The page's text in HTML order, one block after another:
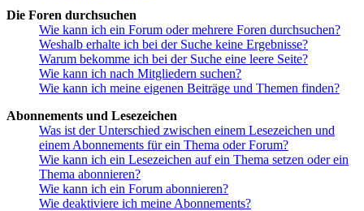
Die Foren durchsuchen
Wie kann ich ein Forum oder mehrere Foren durchsuchen?
Weshalb erhalte ich bei der Suche keine Ergebnisse?
Warum bekomme ich bei der Suche eine leere Seite?
Wie kann ich nach Mitgliedern suchen?
Wie kann ich meine eigenen Beiträge und Themen finden?
Abonnements und Lesezeichen
Was ist der Unterschied zwischen einem Lesezeichen und
einem Abonnements für ein Thema oder Forum?
Wie kann ich ein Lesezeichen auf ein Thema setzen oder ein
Thema abonnieren?
Wie kann ich ein Forum abonnieren?
Wie deaktiviere ich meine Abonnements?